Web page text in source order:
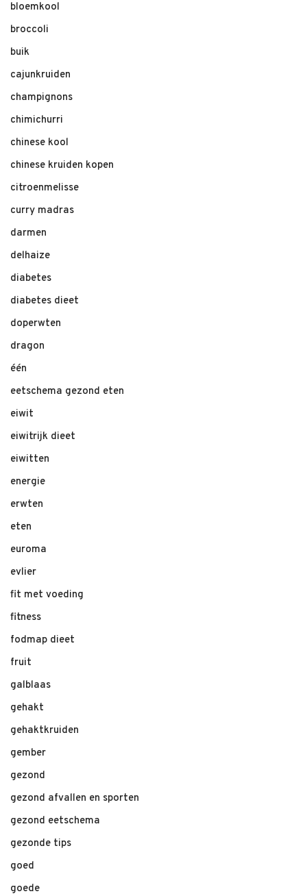
bloemkool
broccoli
buik
cajunkruiden
champignons
chimichurri
chinese kool
chinese kruiden kopen
citroenmelisse
curry madras
darmen
delhaize
diabetes
diabetes dieet
doperwten
dragon
één
eetschema gezond eten
eiwit
eiwitrijk dieet
eiwitten
energie
erwten
eten
euroma
evlier
fit met voeding
fitness
fodmap dieet
fruit
galblaas
gehakt
gehaktkruiden
gember
gezond
gezond afvallen en sporten
gezond eetschema
gezonde tips
goed
goede